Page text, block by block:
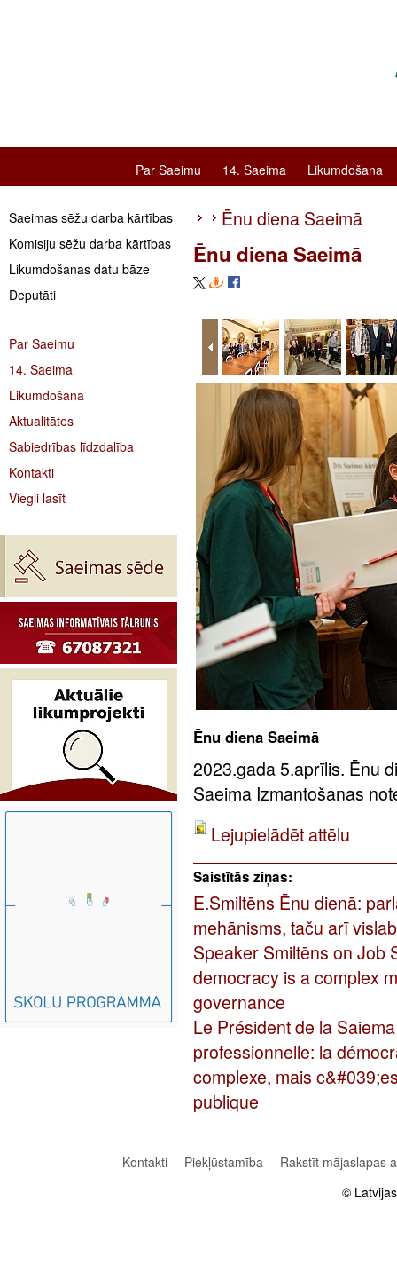
Par Saeimu 14. Saeima Likumdošana
Saeimas sēžu darba kārtības
Komisiju sēžu darba kārtības
Likumdošanas datu bāze
Deputāti
Par Saeimu
14. Saeima
Likumdošana
Aktualitātes
Sabiedrības līdzdalība
Kontakti
Viegli lasīt
Ēnu diena Saeimā
Ēnu diena Saeimā
Ēnu diena Saeimā
2023.gada 5.aprīlis. Ēnu
Saeima Izmantošanas
Lejupielādēt attēlu
Saistītās ziņas:
E.Smiltēns Ēnu dienā:
mehānisms, taču arī
Speaker Smiltēns on Job
democracy is a complex
governance
Le Président de la
professionnelle: la
complexe, mais
publique
Kontakti Piekļūstamība
Rakstīt mājaslapas
©